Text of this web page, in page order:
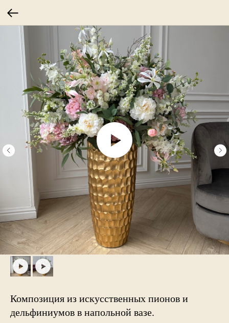
Композиция из искусственных пионов и
дельфиниумов в напольной вазе.